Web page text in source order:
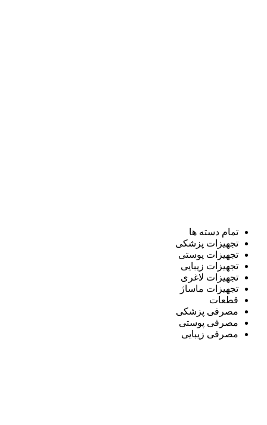
تمام دسته ها
تجهیزات پزشکی
تجهیزات پوستی
تجهیزات زیبایی
تجهیزات لاغری
تجهیزات ماساژ
قطعات
مصرفی پزشکی
مصرفی پوستی
مصرفی زیبایی